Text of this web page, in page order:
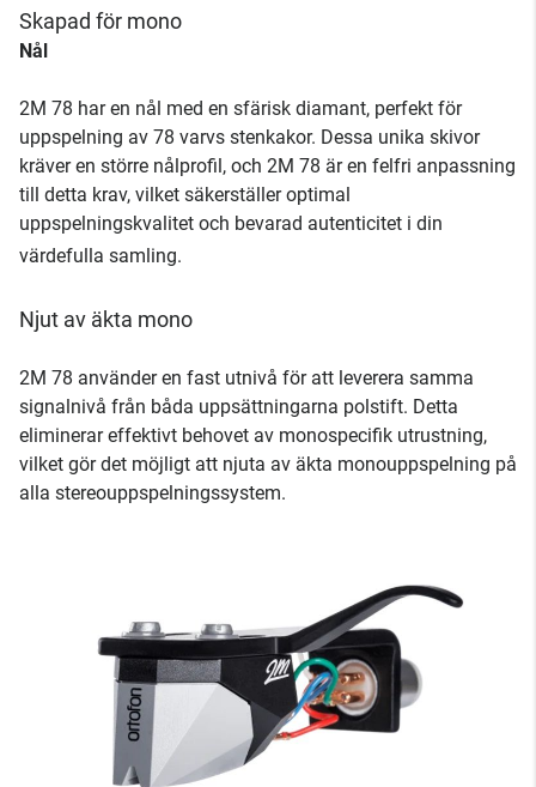
Skapad för mono
Nål
2M 78 har en nål med en sfärisk diamant, perfekt för
uppspelning av 78 varvs stenkakor. Dessa unika skivor
kräver en större nålprofil, och 2M 78 är en felfri anpassning
till detta krav, vilket säkerställer optimal
uppspelningskvalitet och bevarad autenticitet i din
värdefulla samling.
Njut av äkta mono
2M 78 använder en fast utnivå för att leverera samma
signalnivå från båda uppsättningarna polstift. Detta
eliminerar effektivt behovet av monospecifik utrustning,
vilket gör det möjligt att njuta av äkta monouppspelning på
alla stereouppspelningssystem.